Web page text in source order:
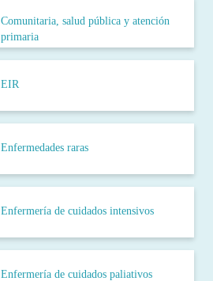
Comunitaria, salud pública y atención
primaria
EIR
Enfermedades raras
Enfermería de cuidados intensivos
Enfermería de cuidados paliativos